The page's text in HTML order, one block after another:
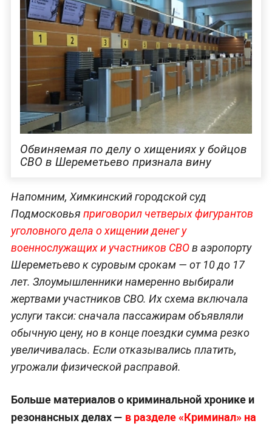
Обвиняемая по делу о хищениях у бойцов
СВО в Шереметьево признала вину
Напомним, Химкинский городской суд
Подмосковья приговорил четверых фигурантов
уголовного дела о хищении денег у
военнослужащих и участников СВОв аэропорту
Шереметьево к суровым срокам — от 10 до 17
лет. Злоумышленники намеренно выбирали
жертвами участников СВО. Их схема включала
услуги такси: сначала пассажирам объявляли
обычную цену, но в конце поездки сумма резко
увеличивалась. Если отказывались платить,
угрожали физической расправой.
Больше материалов о криминальной хронике и
резонансных делах — в разделе «Криминал» на